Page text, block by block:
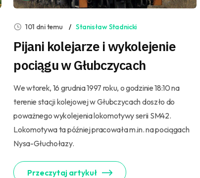
101 dni temu Stanisław Stadnicki
Pijani kolejarze i wykolejenie
pociągu w Głubczycach
We wtorek, 16 grudnia 1997 roku, o godzinie 18:10 na
terenie stacji kolejowej w Głubczycach doszło do
poważnego wykolejenia lokomotywy serii SM42.
Lokomotywa ta później pracowała m.in. na pociągach
Nysa-Głuchołazy.
Przeczytaj artykuł